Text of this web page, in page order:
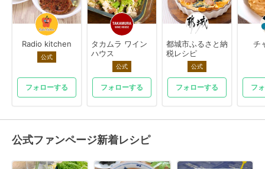
Radio kitchen
公式
フォローする
タカムラ ワイン
ハウス
公式
フォローする
都城市ふるさと納
税レシピ
公式
フォローする
チ
フ
公式ファンページ新着レシピ